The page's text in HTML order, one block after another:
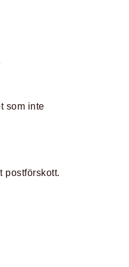
som inte
postförskott.